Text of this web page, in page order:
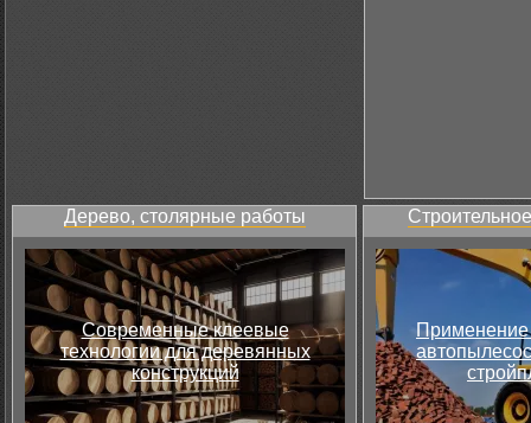
Дерево, столярные работы
Современные клеевые
технологии для деревянных
конструкций
Применение